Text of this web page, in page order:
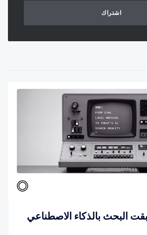
اشتراك
البحث بالذكاء الاصطناعي